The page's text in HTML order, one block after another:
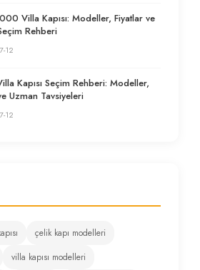
Villa Kapısı: Modeller, Fiyatlar ve
Rehberi
12
Kapısı Seçim Rehberi: Modeller,
Uzman Tavsiyeleri
12
çelik kapı modelleri
villa kapısı modelleri